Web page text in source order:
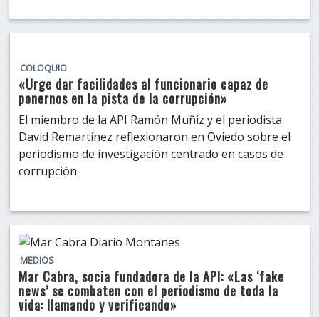
COLOQUIO
«Urge dar facilidades al funcionario capaz de
ponernos en la pista de la corrupción»
El miembro de la API Ramón Muñiz y el periodista
David Remartínez reflexionaron en Oviedo sobre el
periodismo de investigación centrado en casos de
corrupción.
MEDIOS
Mar Cabra, socia fundadora de la API: «Las ‘fake
news’ se combaten con el periodismo de toda la
vida: llamando y verificando»